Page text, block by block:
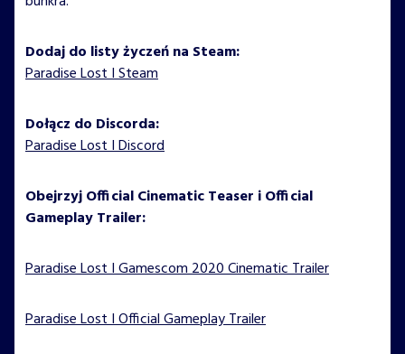
Dodaj do listy życzeń na Steam:
Paradise Lost I Steam
Dołącz do Discorda:
Paradise LostI Discord
Obejrzyj Official Cinematic Teaser i Official
Gameplay Trailer:
Paradise Lost I Gamescom 2020 Cinematic Trailer
Paradise Lost I Official Gameplay Trailer